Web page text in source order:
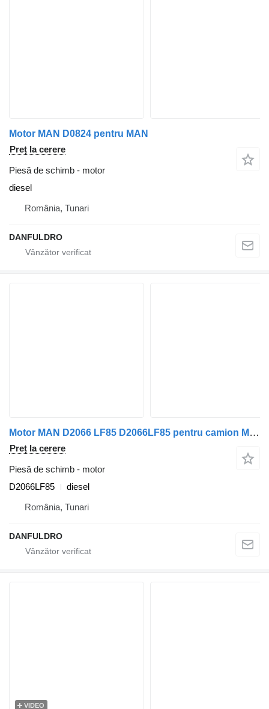
Motor MAN D0824 pentru MAN
Preț la cerere
Piesă de schimb - motor
diesel
România, Tunari
DANFULDRO
Motor MAN D2066 LF85 D2066LF85 pentru camion MAN TGA, TGS, TGX
Preț la cerere
Piesă de schimb - motor
D2066LF85
diesel
România, Tunari
DANFULDRO
VIDEO